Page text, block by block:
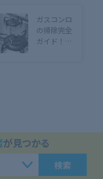
ご紹介
ガスコンロ
の掃除完全
ガイド！
が見つかる
検索